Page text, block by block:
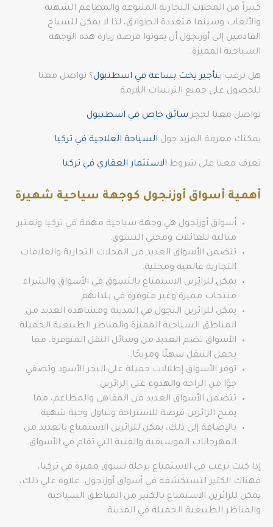
كبيراً من المحلات التجارية المتنوعة والمطاعم الشهية
والألعاب وسينما متعددة الطوابق، لذا لا يمكن للسياح
القادمين إلى أوزنجول أن يفوتوا فرصة زيارة هذه الوجهة
السياحية المميزة.
هل ترغب بتأجير يخت بساعة في اسطنبول؟ تواصل معنا
للحصول على جميع الترتيبات اللازمة
تواصل معنا لحجزسائق خاص في اسطنبول
يمكنك معرفة المزيد حول السياحة العلاجية في تركيا
تعرف معنا على شروط الاستثمار العقاري في تركيا
أهمية أسواق أوزنجول كوجهة سياحية شهيرة
أسواق أوزنجول هي وجهة سياحية مهمة في تركيا وتعتبر
مثالية للعائلات ومحبي التسوق.
تتضمن الأسواق العديد من المحلات التجارية والعلامات
التجارية عالمية ومحلية.
يمكن للزائرين الاستمتاع بالتسوق في الأسواق والشراء
منتجات مميزة وغير متوفرة في بلدانهم.
يمكن للزائرين التجول في المدينة ومشاهدة العديد من
المناطق السياحية المميزة والمناظر الطبيعية الجميلة.
الأسواق تضم العديد من وسائل النقل المتوفرة، مما
يجعل التنقل سهلًا ومريحًا.
توفر الأسواق إطلالات جميلة على البحر الأسود وتضفي
جوًا من الراحة والهدوء على الزائرين.
تتضمن الأسواق العديد من المقاهي والمطاعم، مما
يمنح الزائرين فرصة للاستراحة وتناول وجبة شهية.
بالإضافة إلى ذلك، يمكن للزائرين الاستمتاع بالعديد من
المهرجانات الموسيقية والفنية التي تقام في الأسواق.
إذا كنت ترغب في الاستمتاع برحلة تسوق مميزة في تركيا،
فهناك الكثير لتستكشفه في أسواق أوزنجول. علاوة على ذلك،
يمكن للزائرين الاستمتاع بالكثير من المناطق السياحية
والمناظر الطبيعية الجميلة في المدينة.